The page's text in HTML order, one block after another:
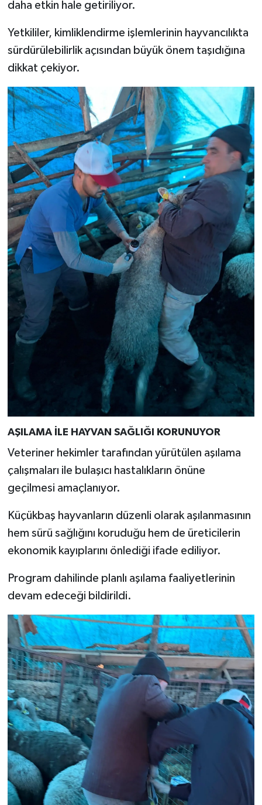
daha etkin hale getiriliyor.
Yetkililer, kimliklendirme işlemlerinin hayvancılıkta
sürdürülebilirlik açısından büyük önem taşıdığına
dikkat çekiyor.
AŞILAMA İLE HAYVAN SAĞLIĞI KORUNUYOR
Veteriner hekimler tarafından yürütülen aşılama
çalışmaları ile bulaşıcı hastalıkların önüne
geçilmesi amaçlanıyor.
Küçükbaş hayvanların düzenli olarak aşılanmasının
hem sürü sağlığını koruduğu hem de üreticilerin
ekonomik kayıplarını önlediği ifade ediliyor.
Program dahilinde planlı aşılama faaliyetlerinin
devam edeceği bildirildi.
Rüya Tabirleri
Şaphane
Simav
Siyaset
Spor
Tavşanlı
Teknoloji
Türkiye
Video Galeri
Yemek Tarifleri